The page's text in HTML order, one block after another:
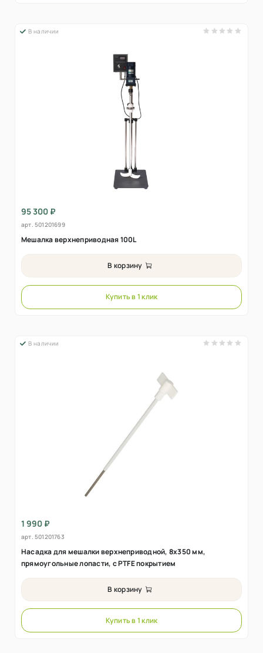
В наличии
95 300 ₽
арт. 501201699
Мешалка верхнеприводная 100L
В корзину
Купить в 1 клик
В наличии
1 990 ₽
арт. 501201763
Насадка для мешалки верхнеприводной, 8х350 мм,
прямоугольные лопасти, с PTFE покрытием
В корзину
Купить в 1 клик